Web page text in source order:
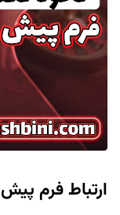
ارتباط فرم